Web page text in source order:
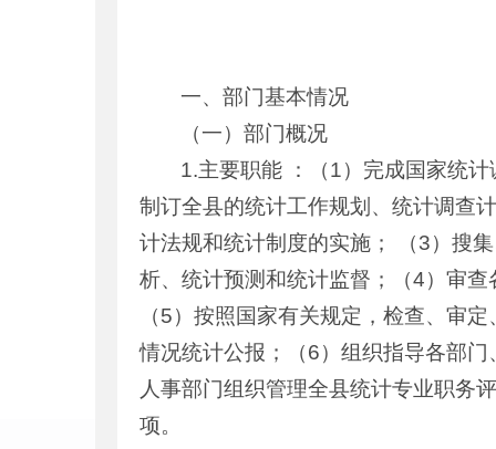
一、部门基本情况
（一）部门概况
1.主要职能 ：（1）完成国家统
制订全县的统计工作规划、统计调查
计法规和统计制度的实施； （3）搜
析、统计预测和统计监督；（4）审
（5）按照国家有关规定，检查、审
情况统计公报；（6）组织指导各部
人事部门组织管理全县统计专业职务
项。